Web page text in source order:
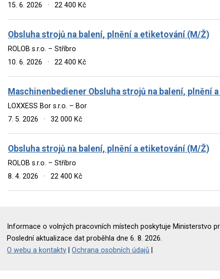
15. 6. 2026
· 22 400 Kč
Obsluha strojů na balení, plnění a etiketování (M/Ž)
ROLOB s.r.o. – Stříbro
10. 6. 2026
· 22 400 Kč
Maschinenbediener Obsluha strojů na balení, plnění
LOXXESS Bor s.r.o. – Bor
7. 5. 2026
· 32 000 Kč
Obsluha strojů na balení, plnění a etiketování (M/Ž)
ROLOB s.r.o. – Stříbro
8. 4. 2026
· 22 400 Kč
Informace o volných pracovních místech poskytuje Ministerstvo
Poslední aktualizace dat proběhla dne 6. 8. 2026.
O webu a kontakty |Ochrana osobních údajů